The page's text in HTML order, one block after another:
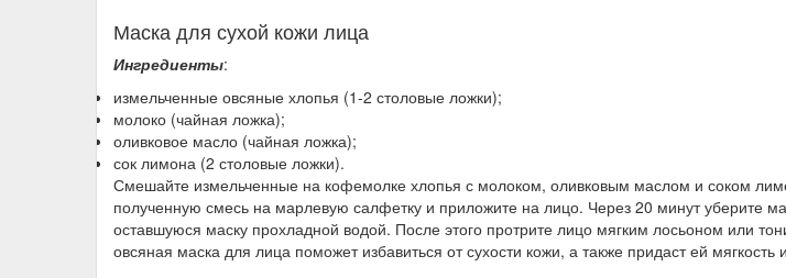
Маска для сухой кожи лица
Ингредиенты:
измельченные овсяные хлопья (1-2 столовые ложки);
молоко (чайная ложка);
оливковое масло (чайная ложка);
сок лимона (2 столовые ложки).
Смешайте измельченные на кофемолке хлопья с молоком, оливковым маслом и соком
полученную смесь на марлевую салфетку и приложите на лицо. Через 20 минут уберите
оставшуюся маску прохладной водой. После этого протрите лицо мягким лосьоном или
овсяная маска для лица поможет избавиться от сухости кожи, а также придаст ей мягкость